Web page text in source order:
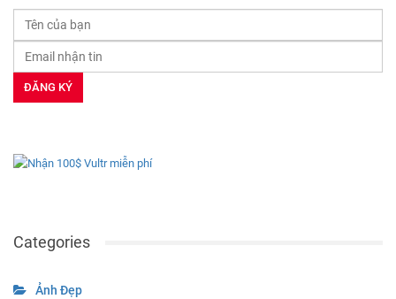
Categories
Ảnh Đẹp